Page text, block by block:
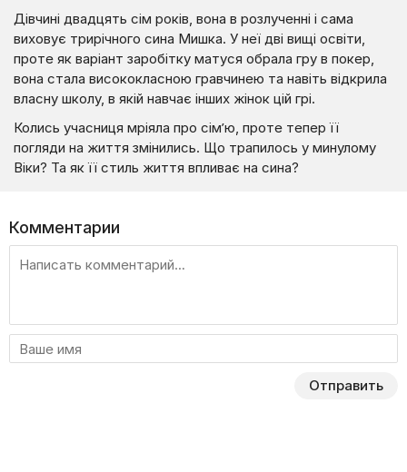
Дівчині двадцять сім років, вона в розлученні і сама
виховує трирічного сина Мишка. У неї дві вищі освіти,
проте як варіант заробітку матуся обрала гру в покер,
вона стала висококласною гравчинею та навіть відкрила
власну школу, в якій навчає інших жінок цій грі.
Колись учасниця мріяла про сім’ю, проте тепер її
погляди на життя змінились. Що трапилось у минулому
Віки? Та як її стиль життя впливає на сина?
Комментарии
Отправить